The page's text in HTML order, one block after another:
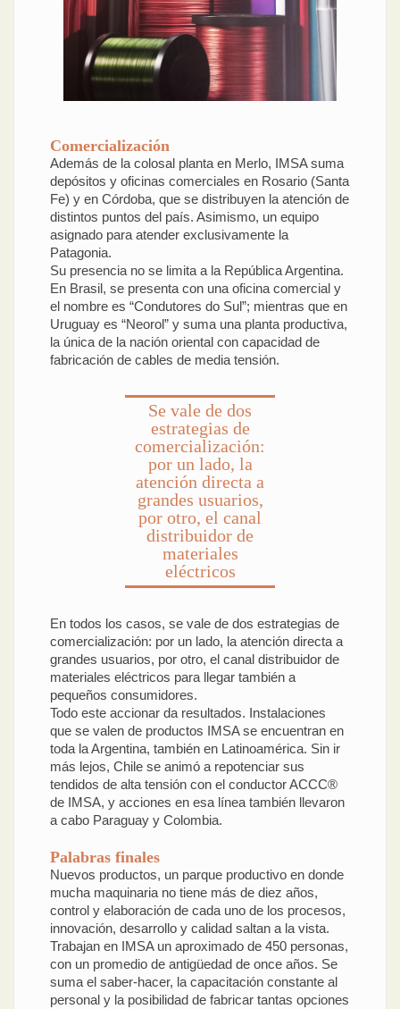
Comercialización
Además de la colosal planta en Merlo, IMSA suma
depósitos y oficinas comerciales en Rosario (Santa
Fe) y en Córdoba, que se distribuyen la atención de
distintos puntos del país. Asimismo, un equipo
asignado para atender exclusivamente la
Patagonia.
Su presencia no se limita a la República Argentina.
En Brasil, se presenta con una oficina comercial y
el nombre es “Condutores do Sul”; mientras que en
Uruguay es “Neorol” y suma una planta productiva,
la única de la nación oriental con capacidad de
fabricación de cables de media tensión.
Se vale de dos
estrategias de
comercialización:
por un lado, la
atención directa a
grandes usuarios,
por otro, el canal
distribuidor de
materiales
eléctricos
En todos los casos, se vale de dos estrategias de
comercialización: por un lado, la atención directa a
grandes usuarios, por otro, el canal distribuidor de
materiales eléctricos para llegar también a
pequeños consumidores.
Todo este accionar da resultados. Instalaciones
que se valen de productos IMSA se encuentran en
toda la Argentina, también en Latinoamérica. Sin ir
más lejos, Chile se animó a repotenciar sus
tendidos de alta tensión con el conductor ACCC®
de IMSA, y acciones en esa línea también llevaron
a cabo Paraguay y Colombia.
Palabras finales
Nuevos productos, un parque productivo en donde
mucha maquinaria no tiene más de diez años,
control y elaboración de cada uno de los procesos,
innovación, desarrollo y calidad saltan a la vista.
Trabajan en IMSA un aproximado de 450 personas,
con un promedio de antigüedad de once años. Se
suma el saber-hacer, la capacitación constante al
personal y la posibilidad de fabricar tantas opciones